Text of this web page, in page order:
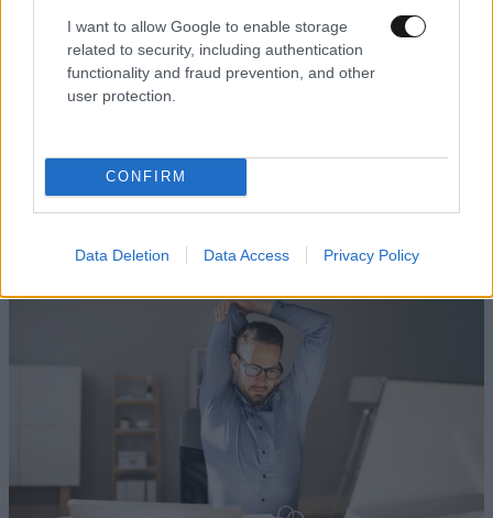
I want to allow Google to enable storage
related to security, including authentication
functionality and fraud prevention, and other
user protection.
CONFIRM
Data Deletion Data Access Privacy Policy
Τα 3 πιο σημαντικά πράγματα που πρέπει να
κάνετε αν είστε πρωτάρης στο γυμναστήριο ή
επιστρέφετε μετά από καιρό